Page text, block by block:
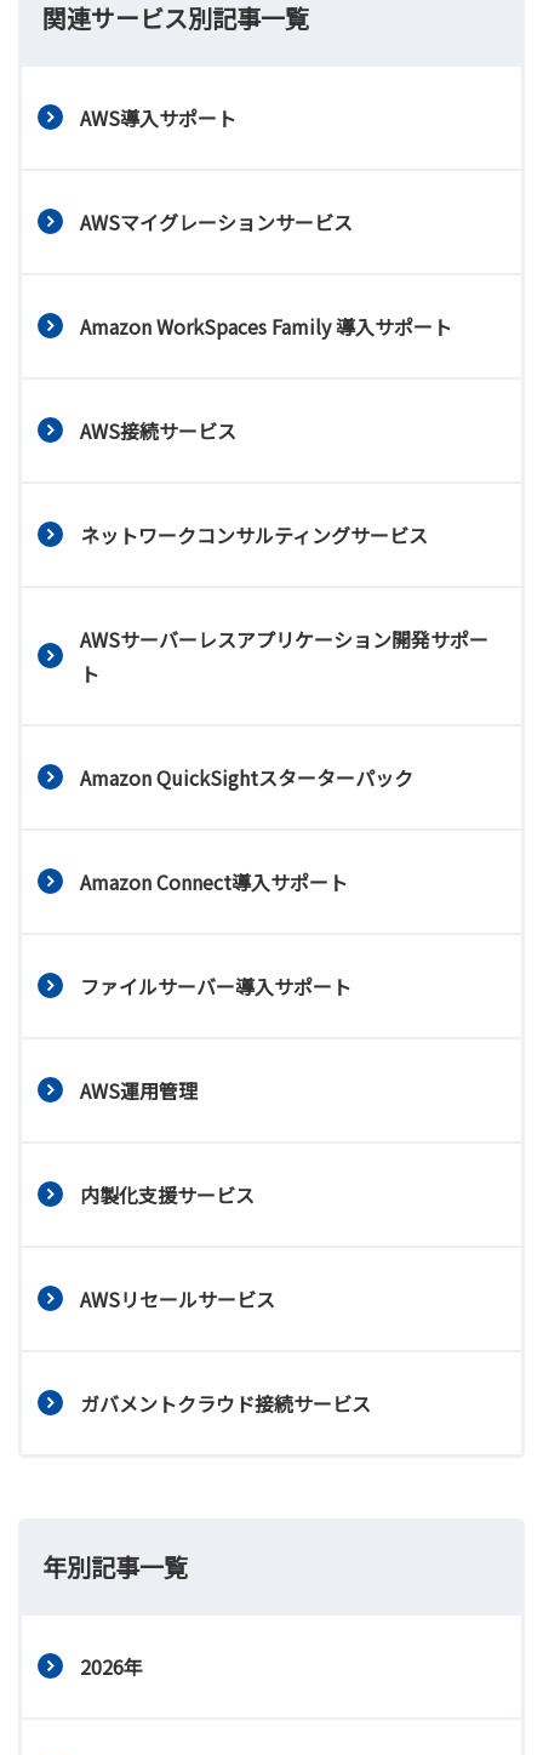
関連サービス別記事一覧
AWS導入サポート
AWSマイグレーションサービス
Amazon WorkSpaces Family 導入サポート
AWS接続サービス
ネットワークコンサルティングサービス
AWSサーバーレスアプリケーション開発サポー
ト
Amazon QuickSightスターターパック
Amazon Connect導入サポート
ファイルサーバー導入サポート
AWS運用管理
内製化支援サービス
AWSリセールサービス
ガバメントクラウド接続サービス
年別記事一覧
2026年